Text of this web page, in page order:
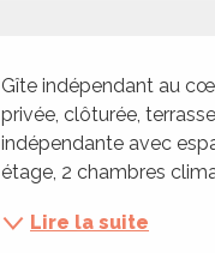
Gîte indépendant au
privée, clôturée,
indépendante avec
étage, 2 chambres
Lire la suite